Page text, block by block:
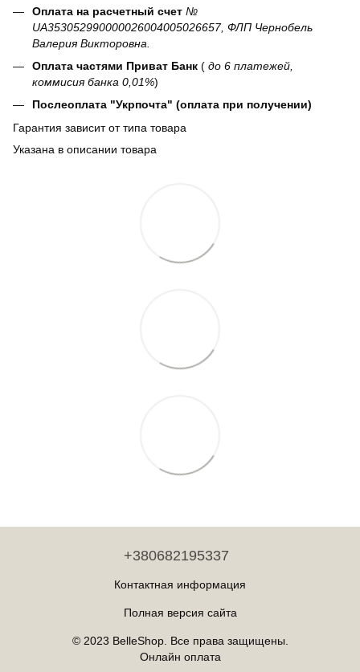
Оплата на расчетный счет №
UA353052990000026004005026657, ФЛП Чернобель
Валерия Викторовна.
Оплата частями Приват Банк ( до 6 платежей,
коммисия банка 0,01%)
Послеоплата "Укрпочта" (оплата при получении)
Гарантия зависит от типа товара
Указана в описании товара
+380682195337
Контактная информация
Полная версия сайта
© 2023 BelleShop. Все права защищены.
Онлайн оплата